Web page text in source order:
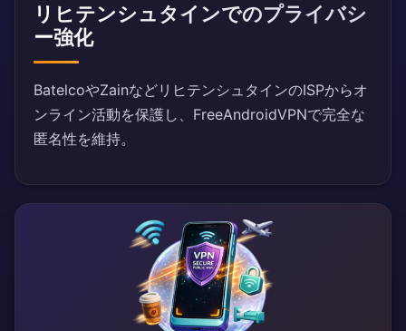
リヒテンシュタインでのプライバシ
ー強化
BatelcoやZainなどリヒテンシュタインのISPからオ
ンライン活動を保護し、FreeAndroidVPNで完全な
匿名性を維持。